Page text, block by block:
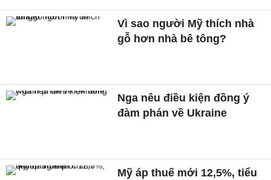
Vì sao người Mỹ thích nhà
gỗ hơn nhà bê tông?
Nga nêu điều kiện đồng ý
đàm phán về Ukraine
Mỹ áp thuế mới 12,5%, tiểu